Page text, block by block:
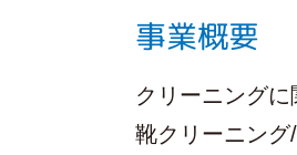
事業概要
クリーニング
靴クリーニン